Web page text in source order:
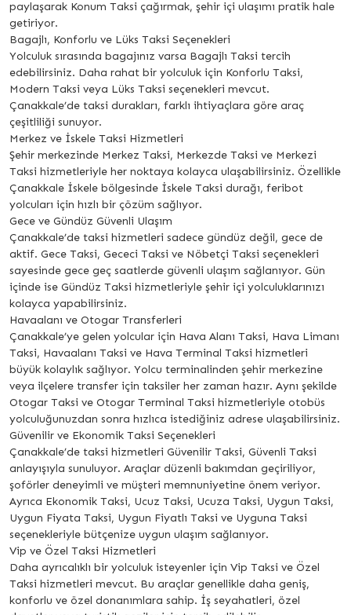
paylaşarak Konum Taksi çağırmak, şehir içi ulaşımı pratik hale
getiriyor.
Bagajlı, Konforlu ve Lüks Taksi Seçenekleri
Yolculuk sırasında bagajınız varsa Bagajlı Taksi tercih
edebilirsiniz. Daha rahat bir yolculuk için Konforlu Taksi,
Modern Taksi veya Lüks Taksi seçenekleri mevcut.
Çanakkale’de taksi durakları, farklı ihtiyaçlara göre araç
çeşitliliği sunuyor.
Merkez ve İskele Taksi Hizmetleri
Şehir merkezinde Merkez Taksi, Merkezde Taksi ve Merkezi
Taksi hizmetleriyle her noktaya kolayca ulaşabilirsiniz. Özellikle
Çanakkale İskele bölgesinde İskele Taksi durağı, feribot
yolcuları için hızlı bir çözüm sağlıyor.
Gece ve Gündüz Güvenli Ulaşım
Çanakkale’de taksi hizmetleri sadece gündüz değil, gece de
aktif. Gece Taksi, Gececi Taksi ve Nöbetçi Taksi seçenekleri
sayesinde gece geç saatlerde güvenli ulaşım sağlanıyor. Gün
içinde ise Gündüz Taksi hizmetleriyle şehir içi yolculuklarınızı
kolayca yapabilirsiniz.
Havaalanı ve Otogar Transferleri
Çanakkale’ye gelen yolcular için Hava Alanı Taksi, Hava Limanı
Taksi, Havaalanı Taksi ve Hava Terminal Taksi hizmetleri
büyük kolaylık sağlıyor. Yolcu terminalinden şehir merkezine
veya ilçelere transfer için taksiler her zaman hazır. Aynı şekilde
Otogar Taksi ve Otogar Terminal Taksi hizmetleriyle otobüs
yolculuğunuzdan sonra hızlıca istediğiniz adrese ulaşabilirsiniz.
Güvenilir ve Ekonomik Taksi Seçenekleri
Çanakkale’de taksi hizmetleri Güvenilir Taksi, Güvenli Taksi
anlayışıyla sunuluyor. Araçlar düzenli bakımdan geçiriliyor,
şoförler deneyimli ve müşteri memnuniyetine önem veriyor.
Ayrıca Ekonomik Taksi, Ucuz Taksi, Ucuza Taksi, Uygun Taksi,
Uygun Fiyata Taksi, Uygun Fiyatlı Taksi ve Uyguna Taksi
seçenekleriyle bütçenize uygun ulaşım sağlanıyor.
Vip ve Özel Taksi Hizmetleri
Daha ayrıcalıklı bir yolculuk isteyenler için Vip Taksi ve Özel
Taksi hizmetleri mevcut. Bu araçlar genellikle daha geniş,
konforlu ve özel donanımlara sahip. İş seyahatleri, özel